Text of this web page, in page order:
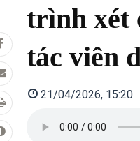
trình xét
tác viên
21/04/2026, 15:20